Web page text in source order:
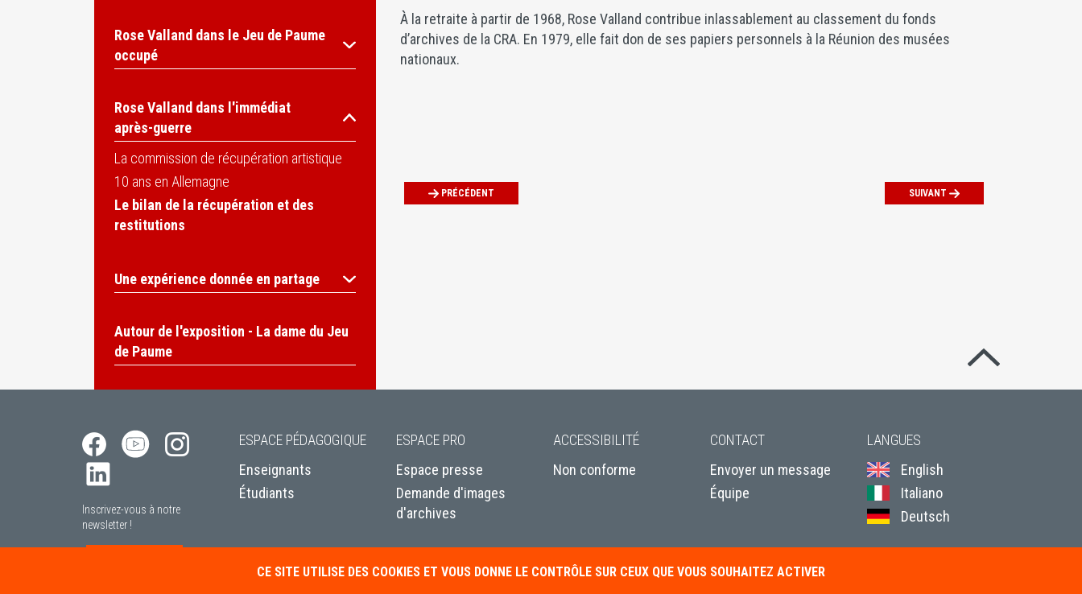
Rose Valland dans le Jeu de Paume
occupé
Rose Valland dans l'immédiat
après-guerre
La commission de récupération artistique
10 ans en Allemagne
Le bilan de la récupération et des
restitutions
Une expérience donnée en partage
Autour de l'exposition - La dame du Jeu
de Paume
À la retraite à partir de 1968, Rose Valland contribue inlassablement au classement du fonds
d’archives de la CRA. En 1979, elle fait don de ses papiers personnels à la Réunion des musées
nationaux.
PRÉCÉDENT SUIVANT
Inscrivez-vous à notre
newsletter !
ESPACE PÉDAGOGIQUE
Enseignants
Étudiants
ESPACE PRO
Espace presse
Demande d'images
d'archives
ACCESSIBILITÉ
Non conforme
CONTACT
Envoyer un message
Équipe
LANGUES
English
Italiano
Deutsch
CE SITE UTILISE DES COOKIES ET VOUS DONNE LE CONTRÔLE SUR CEUX QUE VOUS SOUHAITEZ ACTIVER